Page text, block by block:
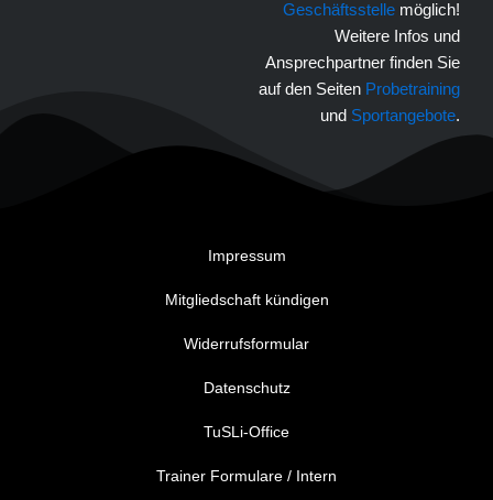
Geschäftsstelle möglich!
Weitere Infos und
Ansprechpartner finden Sie
auf den Seiten Probetraining
und Sportangebote.
Impressum
Mitgliedschaft kündigen
Widerrufsformular
Datenschutz
TuSLi-Office
Trainer Formulare / Intern